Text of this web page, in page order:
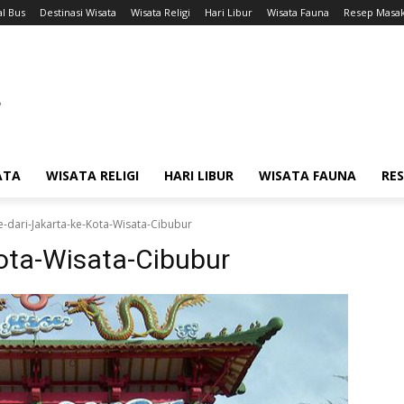
Bus Destinasi Wisata Wisata Religi Hari Libur Wisata Fauna Resep
WISATA RELIGI HARI LIBUR WISATA FAUNA
dari-Jakarta-ke-Kota-Wisata-Cibubur
Wisata-Cibubur